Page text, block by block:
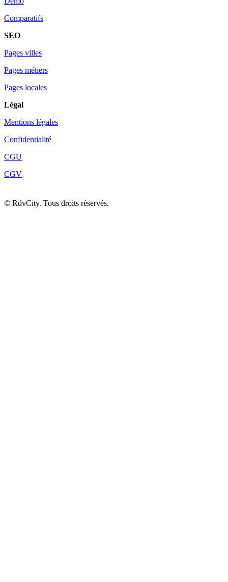
Comparatifs
SEO
Pages villes
Pages métiers
Pages locales
Légal
Mentions légales
Confidentialité
CGU
CGV
© RdvCity. Tous droits réservés.